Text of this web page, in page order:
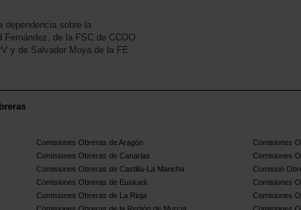
dependencia sobre la
de la FSC de CCOO
y de Salvador Moya de la FE
Comisiones Obreras de Aragón
Comisiones
Comisiones Obreras de Canarias
Comisiones
Comisiones Obreras de Castilla-La Mancha
Comissió
Comisiones Obreras de Euskadi
Comisiones
Comisiones Obreras de La Rioja
Comisiones